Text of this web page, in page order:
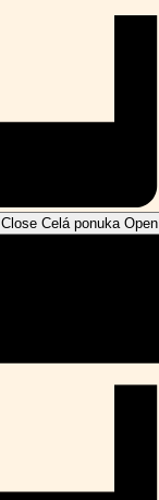
Close Celá ponuka